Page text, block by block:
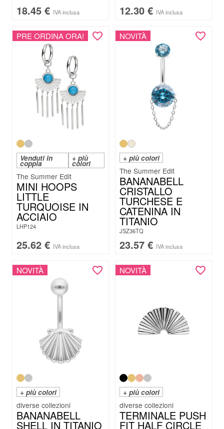
18.45 € IVA inclusa 12.30 € IVA inclusa
PRE ORDINA ORA!
Venduti in
coppia
+ più
colori
The Summer Edit
MINI HOOPS
LITTLE
TURQUOISE IN
ACCIAIO
LHP124
25.62 € IVA inclusa
NOVITÀ
+ più colori
The Summer Edit
BANANABELL
CRISTALLO
TURCHESE E
CATENINA IN
TITANIO
JSZ36TQ
23.57 € IVA inclusa
NOVITÀ
+ più colori
BANANABELL
SHELL IN TITANIO
NOVITÀ
+ più colori
TERMINALE PUSH
FIT HALF CIRCLE